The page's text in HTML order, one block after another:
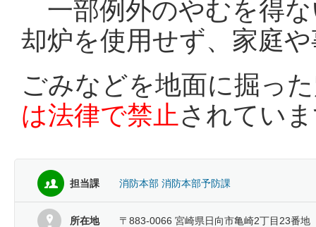
一部例外のやむを得
却炉を使用せず、家庭
ごみなどを地面に掘っ
は法律で禁止 されてい
担当課 消防本部 消防本部予防課
所在地 〒883-0066 宮崎県日向市亀崎2丁目23番地